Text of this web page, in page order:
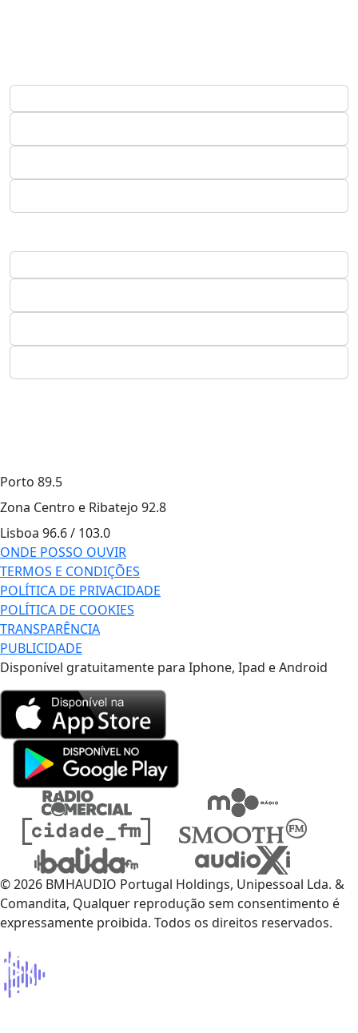
Porto 89.5
Zona Centro e Ribatejo 92.8
Lisboa 96.6 / 103.0
ONDE POSSO OUVIR
TERMOS E CONDIÇÕES
POLÍTICA DE PRIVACIDADE
POLÍTICA DE COOKIES
TRANSPARÊNCIA
PUBLICIDADE
Disponível gratuitamente para Iphone, Ipad e Android
© 2026 BMHAUDIO Portugal Holdings, Unipessoal Lda. &
Comandita, Qualquer reprodução sem consentimento é
expressamente proibida. Todos os direitos reservados.